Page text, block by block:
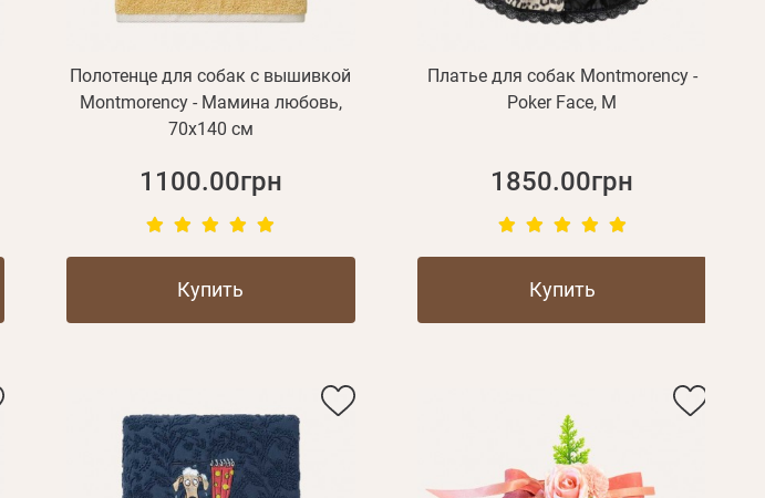
Полотенце для собак с вышивкой
Montmorency - Мамина любовь,
70х140 см
1100.00грн
Купить
Платье для собак Montmorency -
Poker Face, M
1850.00грн
Купить